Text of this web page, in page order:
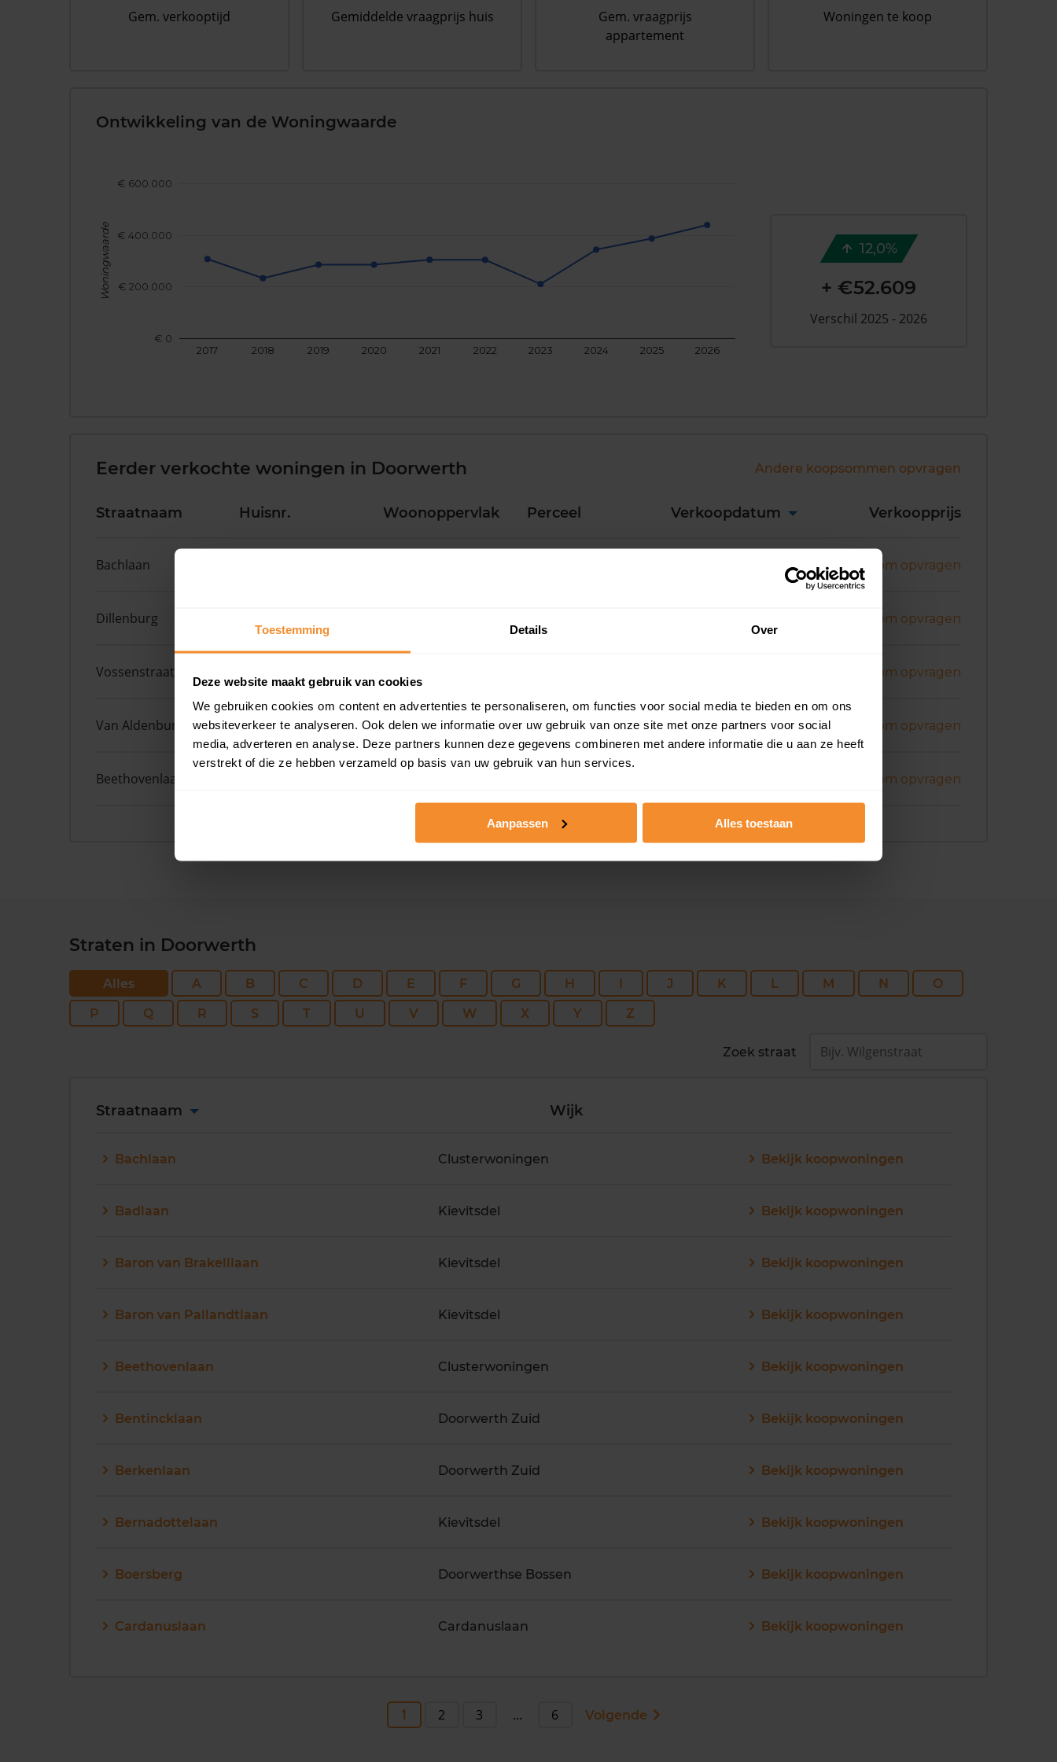
Toestemming Details Over
Deze website maakt gebruik van cookies
We gebruiken cookies om content en advertenties te personaliseren, om functies voor social media te bieden en om ons
websiteverkeer te analyseren. Ook delen we informatie over uw gebruik van onze site met onze partners voor social
media, adverteren en analyse. Deze partners kunnen deze gegevens combineren met andere informatie die u aan ze heeft
verstrekt of die ze hebben verzameld op basis van uw gebruik van hun services.
Aanpassen Alles toestaan
Gem. verkooptijd Gemiddelde vraagprijs huis
Gem. vraagprijs
appartement
Woningen te koop
Ontwikkeling van de Woningwaarde
2017 2018 2019 2020 2021 2022 2023 2024 2025 2026
€ 0
€ 200.000
€ 400.000
€ 600.000
Woningwaarde 12,0%
+ €52.609
Verschil 2025 - 2026
Eerder verkochte woningen in Doorwerth Andere koopsommen opvragen
Straatnaam Huisnr. Woonoppervlak Perceel Verkoopdatum Verkoopprijs
Bachlaan Koopsom opvragen
Dillenburg Koopsom opvragen
Vossenstraat Koopsom opvragen
Van Aldenburglaan 2 345 m2 1.161 m2 29 mei 2026 Koopsom opvragen
Beethovenlaan Koopsom opvragen
Straten in Doorwerth
Alles A B C D E F G H I J K L M N
O
P
Q R S T U V W X Y Z
Zoek straat
Straatnaam Wijk
Bachlaan Clusterwoningen Bekijk koopwoningen
Badlaan Kievitsdel Bekijk koopwoningen
Baron van Brakelllaan Kievitsdel Bekijk koopwoningen
Baron van Pallandtlaan Kievitsdel Bekijk koopwoningen
Beethovenlaan Clusterwoningen Bekijk koopwoningen
Bentincklaan Doorwerth Zuid Bekijk koopwoningen
Berkenlaan Doorwerth Zuid Bekijk koopwoningen
Bernadottelaan Kievitsdel Bekijk koopwoningen
Boersberg Doorwerthse Bossen Bekijk koopwoningen
Cardanuslaan Cardanuslaan Bekijk koopwoningen
1 2 3 ... 6 Volgende